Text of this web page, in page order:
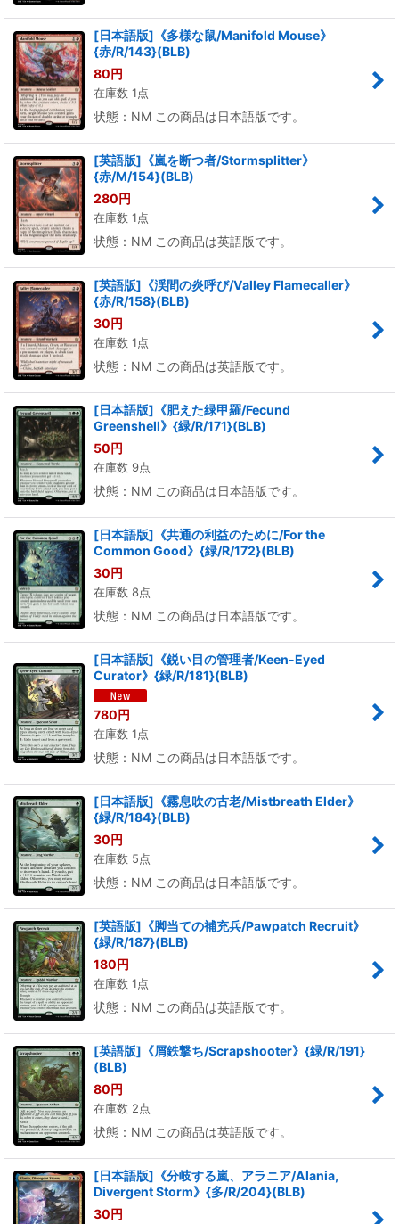
[日本語版]《多様な鼠/Manifold Mouse》
{赤/R/143}(BLB)
80円
在庫数 1点
状態：NM この商品は日本語版です。
[英語版]《嵐を断つ者/Stormsplitter》
{赤/M/154}(BLB)
280円
在庫数 1点
状態：NM この商品は英語版です。
[英語版]《渓間の炎呼び/Valley Flamecaller》
{赤/R/158}(BLB)
30円
在庫数 1点
状態：NM この商品は英語版です。
[日本語版]《肥えた緑甲羅/Fecund
Greenshell》{緑/R/171}(BLB)
50円
在庫数 9点
状態：NM この商品は日本語版です。
[日本語版]《共通の利益のために/For the
Common Good》{緑/R/172}(BLB)
30円
在庫数 8点
状態：NM この商品は日本語版です。
[日本語版]《鋭い目の管理者/Keen-Eyed
Curator》{緑/R/181}(BLB)
780円
在庫数 1点
状態：NM この商品は日本語版です。
[日本語版]《霧息吹の古老/Mistbreath Elder》
{緑/R/184}(BLB)
30円
在庫数 5点
状態：NM この商品は日本語版です。
[英語版]《脚当ての補充兵/Pawpatch Recruit》
{緑/R/187}(BLB)
180円
在庫数 1点
状態：NM この商品は英語版です。
[英語版]《屑鉄撃ち/Scrapshooter》{緑/R/191}
(BLB)
80円
在庫数 2点
状態：NM この商品は英語版です。
[日本語版]《分岐する嵐、アラニア/Alania,
Divergent Storm》{多/R/204}(BLB)
30円